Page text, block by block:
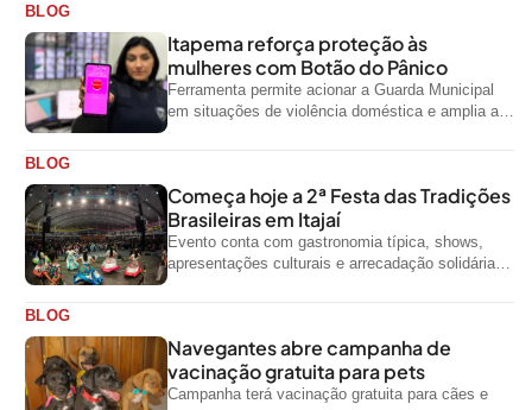
BLOG
Itapema reforça proteção às
mulheres com Botão do Pânico
Ferramenta permite acionar a Guarda Municipal
em situações de violência doméstica e amplia a
BLOG
Começa hoje a 2ª Festa das Tradições
Brasileiras em Itajaí
Evento conta com gastronomia típica, shows,
apresentações culturais e arrecadação solidária
BLOG
Navegantes abre campanha de
vacinação gratuita para pets
Campanha terá vacinação gratuita para cães e